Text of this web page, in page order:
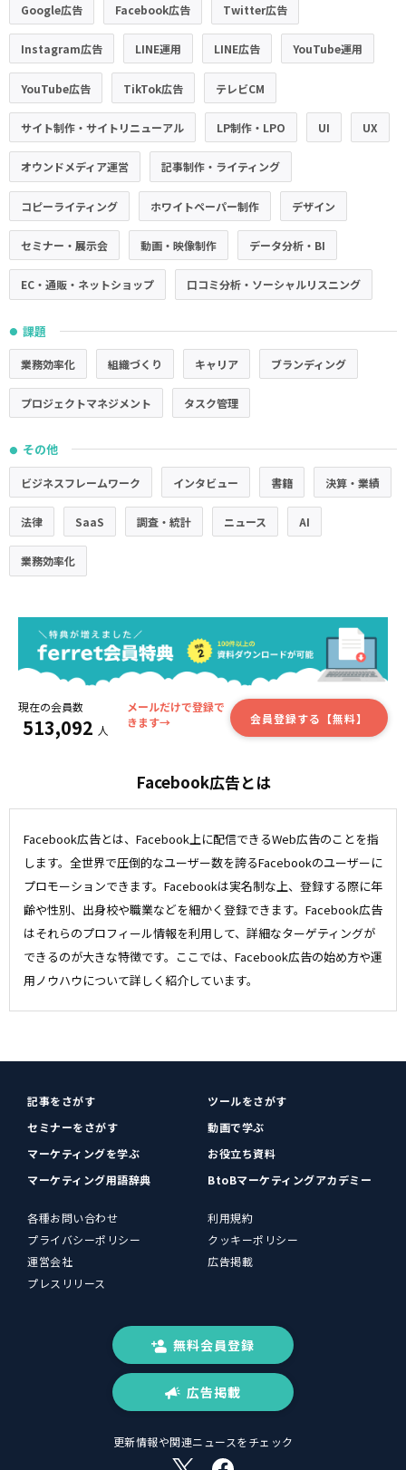
Google広告 Facebook広告 Twitter広告
Instagram広告 LINE運用 LINE広告 YouTube運用
YouTube広告 TikTok広告 テレビCM
サイト制作・サイトリニューアル LP制作・LPO UI UX
オウンドメディア運営 記事制作・ライティング
コピーライティング ホワイトペーパー制作 デザイン
セミナー・展示会 動画・映像制作 データ分析・BI
EC・通販・ネットショップ 口コミ分析・ソーシャルリスニング
● 課題
業務効率化 組織づくり キャリア ブランディング
プロジェクトマネジメント タスク管理
● その他
ビジネスフレームワーク インタビュー 書籍 決算・業績
法律 SaaS 調査・統計 ニュース AI
業務効率化
現在の会員数
513,092 人
メールだけで登録で
きます→
会員登録する【無料】
Facebook広告とは
Facebook広告とは、Facebook上に配信できるWeb広告のことを指
します。全世界で圧倒的なユーザー数を誇るFacebookのユーザーに
プロモーションできます。Facebookは実名制な上、登録する際に年
齢や性別、出身校や職業などを細かく登録できます。Facebook広告
はそれらのプロフィール情報を利用して、詳細なターゲティングが
できるのが大きな特徴です。ここでは、Facebook広告の始め方や運
用ノウハウについて詳しく紹介しています。
記事をさがす
ツールをさがす
セミナーをさがす
動画で学ぶ
マーケティングを学ぶ
お役立ち資料
マーケティング用語辞典
BtoBマーケティングアカデミー
各種お問い合わせ
利用規約
プライバシーポリシー
クッキーポリシー
運営会社
広告掲載
プレスリリース
無料会員登録
広告掲載
更新情報や関連ニュースをチェック